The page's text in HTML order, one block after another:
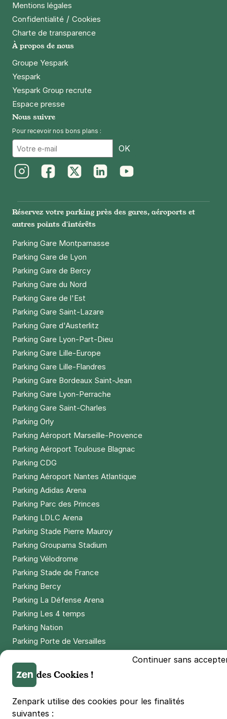
Mentions légales
Confidentialité / Cookies
Charte de transparence
À propos de nous
Groupe Yespark
Yespark
Yespark Group recrute
Espace presse
Nous suivre
Pour recevoir nos bons plans :
OK
Réservez votre parking près des gares, aéroports et
autres points d'intérêts
Parking Gare Montparnasse
Parking Gare de Lyon
Parking Gare de Bercy
Parking Gare du Nord
Parking Gare de l'Est
Parking Gare Saint-Lazare
Parking Gare d'Austerlitz
Parking Gare Lyon-Part-Dieu
Parking Gare Lille-Europe
Parking Gare Lille-Flandres
Parking Gare Bordeaux Saint-Jean
Parking Gare Lyon-Perrache
Parking Gare Saint-Charles
Parking Orly
Parking Aéroport Marseille-Provence
Parking Aéroport Toulouse Blagnac
Parking CDG
Parking Aéroport Nantes Atlantique
Parking Adidas Arena
Parking Parc des Princes
Parking LDLC Arena
Parking Stade Pierre Mauroy
Parking Groupama Stadium
Parking Vélodrome
Parking Stade de France
Parking Bercy
Parking La Défense Arena
Parking Les 4 temps
Parking Nation
Parking Porte de Versailles
Parking Euralille
Parking Casino Barrière Lille
🌍 Passer de 130 à 110 km/h sur autoroute réduit votre
Continuer sans
des Cookies !
Zenpark utilise des cookies pour les finalités
suivantes :